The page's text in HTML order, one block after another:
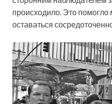
происходило. Это
оставаться